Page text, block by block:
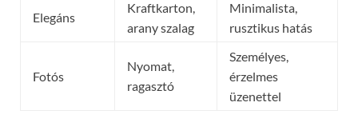
Elegáns
Kraftkarton,
arany szalag
Minimalista,
rusztikus hatás
Fotós
Nyomat,
ragasztó
Személyes,
érzelmes
üzenettel